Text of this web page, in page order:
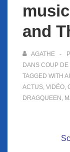
and
AGATHE
DANS COUP
TAGGED WITH
ACTUS, VIDÉO,
DRAGQUEEN ,